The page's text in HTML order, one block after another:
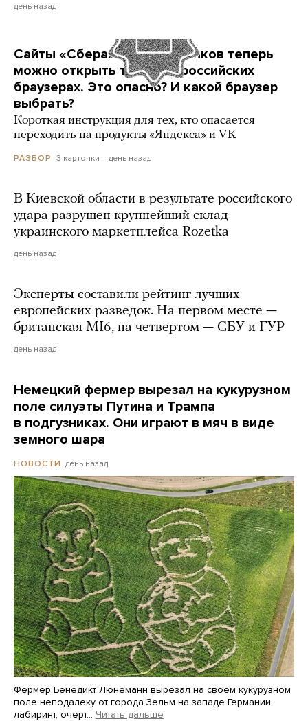
день назад
Сайты «Сбера» и других банков теперь
можно открыть только в российских
браузерах. Это опасно? И какой браузер
выбрать?
Короткая инструкция для тех, кто опасается
переходить на продукты «Яндекса» и VK
РАЗБОР 3 карточки день назад
В Киевской области в результате российского
удара разрушен крупнейший склад
украинского маркетплейса Rozetka
день назад
Эксперты составили рейтинг лучших
европейских разведок. На первом месте —
британская MI6, на четвертом — СБУ и ГУР
день назад
Немецкий фермер вырезал на кукурузном
поле силуэты Путина и Трампа
в подгузниках. Они играют в мяч в виде
земного шара
НОВОСТИ день назад
Фермер Бенедикт Люнеманн вырезал на своем кукурузном
поле неподалеку от города Зельм на западе Германии
лабиринт, очерт… Читать дальше